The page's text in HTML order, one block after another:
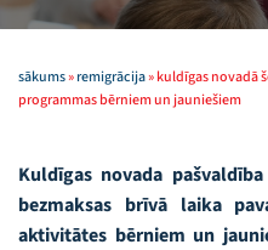
sākums»remigrācija»kuldīgas novadā
programmas bērniem un jauniešiem
Kuldīgas novada pašvaldība
bezmaksas brīvā laika
aktivitātes bērniem un